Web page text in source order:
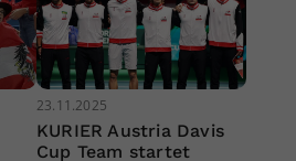
23.11.2025
KURIER Austria Davis
Cup Team startet